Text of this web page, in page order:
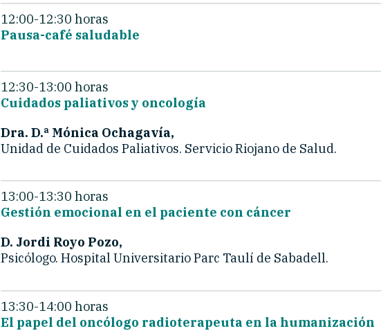
12:00-12:30 horas
Pausa-café saludable
12:30-13:00 horas
Cuidados paliativos y oncología
Dra. D.ª Mónica Ochagavía,
Unidad de Cuidados Paliativos. Servicio Riojano de Salud.
13:00-13:30 horas
Gestión emocional en el paciente con cáncer
D. Jordi Royo Pozo,
Psicólogo. Hospital Universitario Parc Taulí de Sabadell.
13:30-14:00 horas
El papel del oncólogo radioterapeuta en la humanización